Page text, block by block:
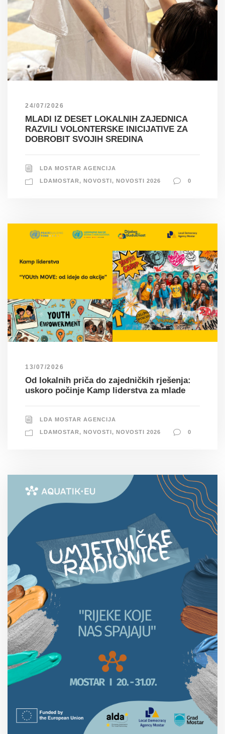
24/07/2026
MLADI IZ DESET LOKALNIH ZAJEDNICA
RAZVILI VOLONTERSKE INICIJATIVE ZA
DOBROBIT SVOJIH SREDINA
LDA MOSTAR AGENCIJA
LDAMOSTAR, NOVOSTI, NOVOSTI 2026 0
13/07/2026
Od lokalnih priča do zajedničkih rješenja:
uskoro počinje Kamp liderstva za mlade
LDA MOSTAR AGENCIJA
LDAMOSTAR, NOVOSTI, NOVOSTI 2026 0